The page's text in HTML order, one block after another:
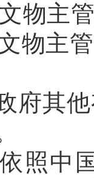
物主
物主
府其
照中